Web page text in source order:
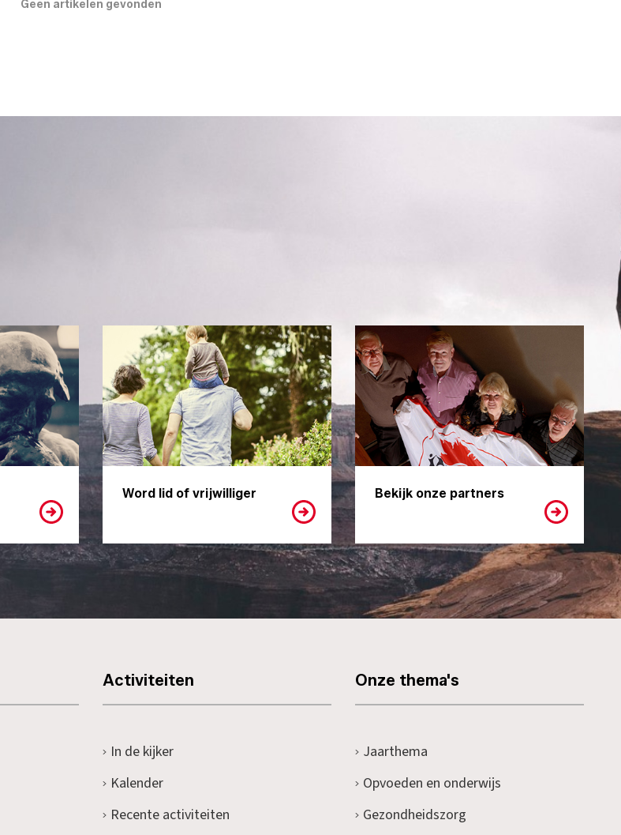
Geen artikelen gevonden
Word lid of vrijwilliger Bekijk onze partners
Activiteiten
In de kijker
Kalender
Recente activiteiten
Onze thema's
Jaarthema
Opvoeden en onderwijs
Gezondheidszorg